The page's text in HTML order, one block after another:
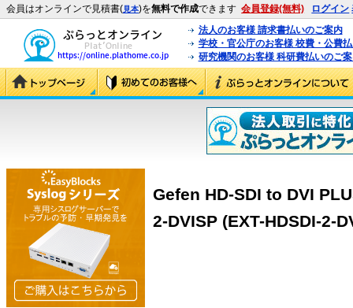
会員はオンラインで見積書(見本)を無料で作成できます 会員登録(無料) ログイン
法人のお客様 請求書払いのご案内
学校・官公庁のお客様 校費・公費
研究機関のお客様 科研費払いのご
Gefen HD-SDI to DVI
2-DVISP (EXT-HDSDI-2-